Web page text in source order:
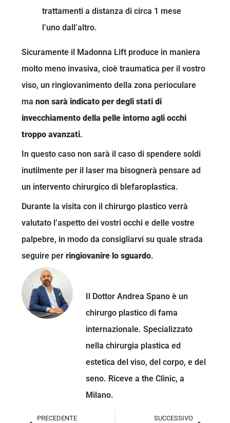
trattamenti a distanza di circa 1 mese
l’uno dall’altro.
Sicuramente il Madonna Lift produce in maniera
molto meno invasiva, cioè traumatica per il vostro
viso, un ringiovanimento della zona perioculare
ma non sarà indicato per degli stati di
invecchiamento della pelle intorno agli occhi
troppo avanzati.
In questo caso non sarà il caso di spendere soldi
inutilmente per il laser ma bisognerà pensare ad
un intervento chirurgico di blefaroplastica.
Durante la visita con il chirurgo plastico verrà
valutato l’aspetto dei vostri occhi e delle vostre
palpebre, in modo da consigliarvi su quale strada
seguire per ringiovanire lo sguardo.
Il Dottor Andrea Spano è un
chirurgo plastico di fama
internazionale. Specializzato
nella chirurgia plastica ed
estetica del viso, del corpo, e del
seno. Riceve a the Clinic, a
Milano.
PRECEDENTE SUCCESSIVO